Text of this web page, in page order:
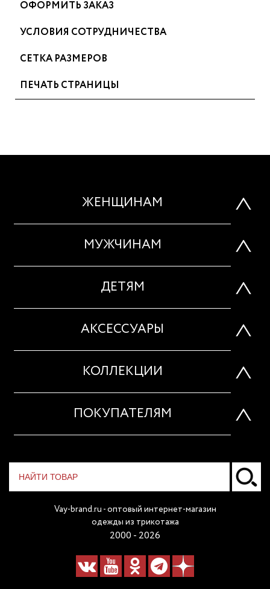
ОФОРМИТЬ ЗАКАЗ
УСЛОВИЯ СОТРУДНИЧЕСТВА
СЕТКА РАЗМЕРОВ
ПЕЧАТЬ СТРАНИЦЫ
ЖЕНЩИНАМ
МУЖЧИНАМ
ДЕТЯМ
АКСЕССУАРЫ
КОЛЛЕКЦИИ
ПОКУПАТЕЛЯМ
Vay-brand.ru - оптовый интернет-магазин
одежды из трикотажа
2000 - 2026